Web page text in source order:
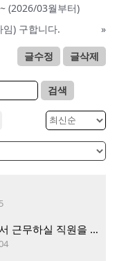
(2026/03월부터)
) 구합니다.
»
글수정 글삭제
검색
EGP(East Green Purchasing) Corp. 에서 근무하실 직원을 아래와 같이 모집합니다.